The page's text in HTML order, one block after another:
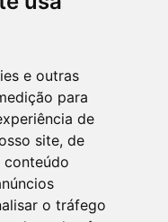
e outras
para
de
site, de
o tráfego
(manhã);
- CEP: 95340-